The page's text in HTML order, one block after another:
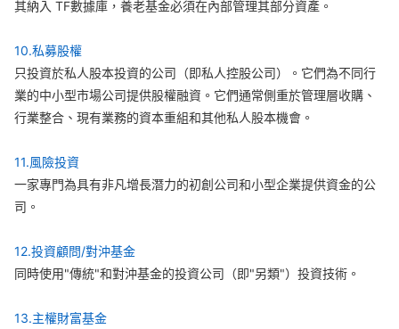
其納入 TF數據庫，養老基金必須在內部管理其部分資產。
10.私募股權
只投資於私人股本投資的公司（即私人控股公司）。它們為不同行
業的中小型市場公司提供股權融資。它們通常側重於管理層收購、
行業整合、現有業務的資本重組和其他私人股本機會。
11.風險投資
一家專門為具有非凡增長潛力的初創公司和小型企業提供資金的公
司。
12.投資顧問/對沖基金
同時使用"傳統"和對沖基金的投資公司（即"另類"）投資技術。
13.主權財富基金